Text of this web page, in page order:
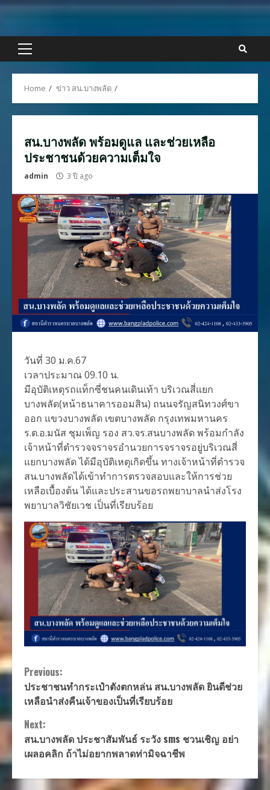
Skip
content
Primary
Home ข่าว สน.บางพลัด
สน.บางพลัด พร้อมดูแล และช่วยเหลือ
ประชาชนด้วยความเต็มใจ
admin 3 ปี ago
วันที่ 30 ม.ค.67
เวลาประมาณ 09.10 น.
มีอุบัติเหตุรถแท็กซี่ชนคนเดินเท้า บริเวณสี่แยก
บางพลัด(หน้าธนาคารออมสิน) ถนนจรัญสนิทวงศ์ขา
ออก แขวงบางพลัด เขตบางพลัด กรุงเทพมหานคร
ร.ต.อ.มนัส ชุมเพ็ญ รอง สว.จร.สนบางพลัด พร้อมกำลัง
เจ้าหน้าที่ตำรวจจราจรอำนวยการจราจรอยู่บริเวณสี่
แยกบางพลัด ได้มีอุบัติเหตุเกิดขึ้น ทางเจ้าหน้าที่ตำรวจ
สน.บางพลัดได้เข้าทำการตรวจสอบและให้การช่วย
เหลือเบื้องต้น ได้และประสานขอรถพยาบาลนำส่งโรง
พยาบาลวิชัยเวช เป็นที่เรียบร้อย
Continue
Reading
Previous:
ประชาชนทำกระเป๋าตังตกหล่น สน.บางพลัด ยินดีช่วย
เหลือนำส่งคืนเจ้าของเป็นที่เรียบร้อย
Next:
สน.บางพลัด ประชาสัมพันธ์ ระวัง sms ชวนเชิญ อย่า
เผลอคลิก ถ้าไม่อยากพลาดท่ามิจฉาชีพ